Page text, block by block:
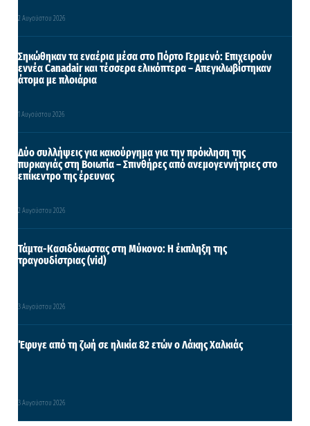
2 Αυγούστου 2026
Σηκώθηκαν τα εναέρια μέσα στο Πόρτο Γερμενό: Επιχειρούν
εννέα Canadair και τέσσερα ελικόπτερα – Απεγκλωβίστηκαν
άτομα με πλοιάρια
1 Αυγούστου 2026
Δύο συλλήψεις για κακούργημα για την πρόκληση της
πυρκαγιάς στη Βοιωτία – Σπινθήρες από ανεμογεννήτριες στο
επίκεντρο της έρευνας
2 Αυγούστου 2026
Τάμτα-Κασιδόκωστας στη Μύκονο: Η έκπληξη της
τραγουδίστριας (vid)
3 Αυγούστου 2026
Έφυγε από τη ζωή σε ηλικία 82 ετών ο Λάκης Χαλκιάς
3 Αυγούστου 2026